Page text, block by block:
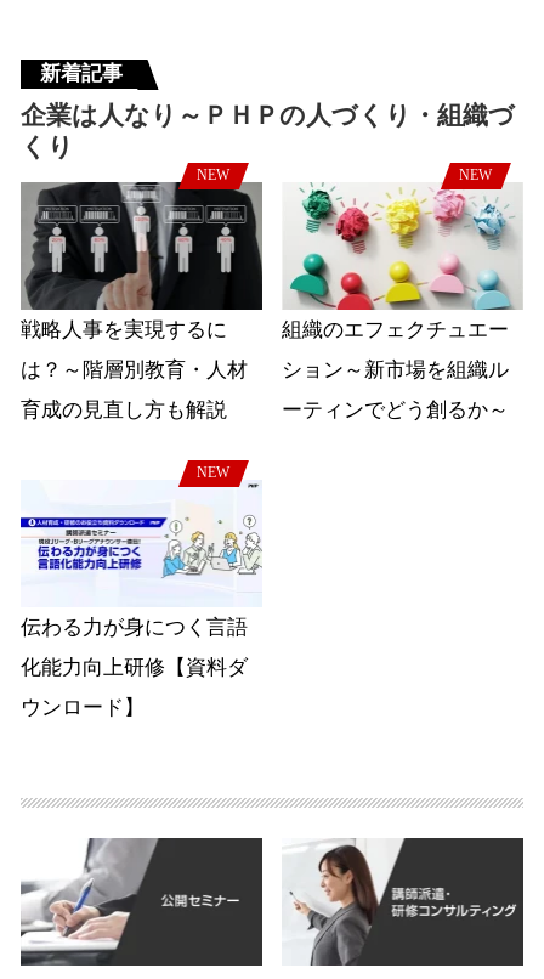
新着記事
企業は人なり～ＰＨＰの人づくり・組織づ
くり
NEW
戦略人事を実現するに
は？～階層別教育・人材
育成の見直し方も解説
NEW
組織のエフェクチュエー
ション～新市場を組織ル
ーティンでどう創るか～
NEW
伝わる力が身につく言語
化能力向上研修【資料ダ
ウンロード】